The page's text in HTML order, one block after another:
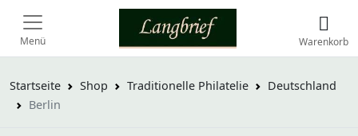
Menü Warenkorb
Startseite Shop Traditionelle Philatelie
Deutschland
Berlin